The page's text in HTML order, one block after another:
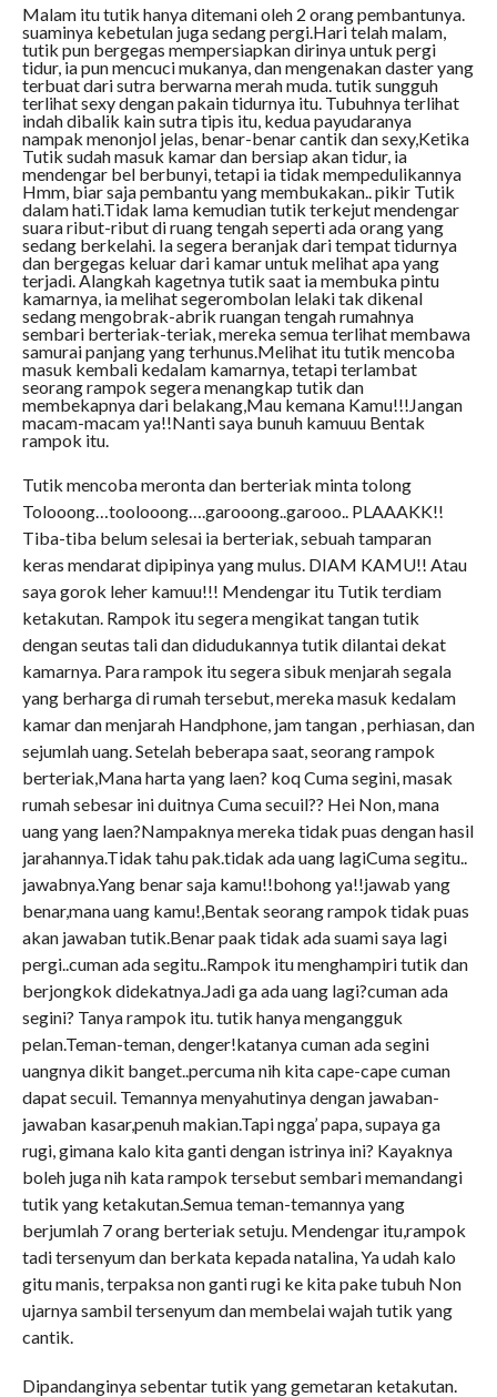
Malam itu tutik hanya ditemani oleh 2 orang pembantunya.
suaminya kebetulan juga sedang pergi.Hari telah malam,
tutik pun bergegas mempersiapkan dirinya untuk pergi
tidur, ia pun mencuci mukanya, dan mengenakan daster yang
terbuat dari sutra berwarna merah muda. tutik sungguh
terlihat sexy dengan pakain tidurnya itu. Tubuhnya terlihat
indah dibalik kain sutra tipis itu, kedua payudaranya
nampak menonjol jelas, benar-benar cantik dan sexy,Ketika
Tutik sudah masuk kamar dan bersiap akan tidur, ia
mendengar bel berbunyi, tetapi ia tidak mempedulikannya
Hmm, biar saja pembantu yang membukakan.. pikir Tutik
dalam hati.Tidak lama kemudian tutik terkejut mendengar
suara ribut-ribut di ruang tengah seperti ada orang yang
sedang berkelahi. Ia segera beranjak dari tempat tidurnya
dan bergegas keluar dari kamar untuk melihat apa yang
terjadi. Alangkah kagetnya tutik saat ia membuka pintu
kamarnya, ia melihat segerombolan lelaki tak dikenal
sedang mengobrak-abrik ruangan tengah rumahnya
sembari berteriak-teriak, mereka semua terlihat membawa
samurai panjang yang terhunus.Melihat itu tutik mencoba
masuk kembali kedalam kamarnya, tetapi terlambat
seorang rampok segera menangkap tutik dan
membekapnya dari belakang,Mau kemana Kamu!!!Jangan
macam-macam ya!!Nanti saya bunuh kamuuu Bentak
rampok itu.
Tutik mencoba meronta dan berteriak minta tolong
Tolooong…toolooong….garooong..garooo.. PLAAAKK!!
Tiba-tiba belum selesai ia berteriak, sebuah tamparan
keras mendarat dipipinya yang mulus. DIAM KAMU!! Atau
saya gorok leher kamuu!!! Mendengar itu Tutik terdiam
ketakutan. Rampok itu segera mengikat tangan tutik
dengan seutas tali dan didudukannya tutik dilantai dekat
kamarnya. Para rampok itu segera sibuk menjarah segala
yang berharga di rumah tersebut, mereka masuk kedalam
kamar dan menjarah Handphone, jam tangan , perhiasan, dan
sejumlah uang. Setelah beberapa saat, seorang rampok
berteriak,Mana harta yang laen? koq Cuma segini, masak
rumah sebesar ini duitnya Cuma secuil?? Hei Non, mana
uang yang laen?Nampaknya mereka tidak puas dengan hasil
jarahannya.Tidak tahu pak.tidak ada uang lagiCuma segitu..
jawabnya.Yang benar saja kamu!!bohong ya!!jawab yang
benar,mana uang kamu!,Bentak seorang rampok tidak puas
akan jawaban tutik.Benar paak tidak ada suami saya lagi
pergi..cuman ada segitu..Rampok itu menghampiri tutik dan
berjongkok didekatnya.Jadi ga ada uang lagi?cuman ada
segini? Tanya rampok itu. tutik hanya mengangguk
pelan.Teman-teman, denger!katanya cuman ada segini
uangnya dikit banget..percuma nih kita cape-cape cuman
dapat secuil. Temannya menyahutinya dengan jawaban-
jawaban kasar,penuh makian.Tapi ngga’ papa, supaya ga
rugi, gimana kalo kita ganti dengan istrinya ini? Kayaknya
boleh juga nih kata rampok tersebut sembari memandangi
tutik yang ketakutan.Semua teman-temannya yang
berjumlah 7 orang berteriak setuju. Mendengar itu,rampok
tadi tersenyum dan berkata kepada natalina, Ya udah kalo
gitu manis, terpaksa non ganti rugi ke kita pake tubuh Non
ujarnya sambil tersenyum dan membelai wajah tutik yang
cantik.
Dipandanginya sebentar tutik yang gemetaran ketakutan.